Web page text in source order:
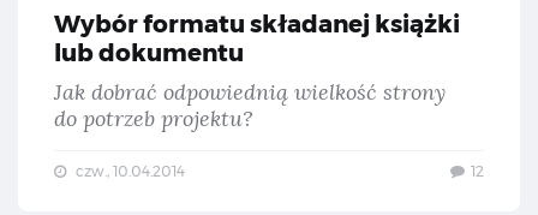
Wybór formatu składanej książki
lub dokumentu
Jak dobrać odpowiednią wielkość strony
do potrzeb projektu?
czw., 10.04.2014 12